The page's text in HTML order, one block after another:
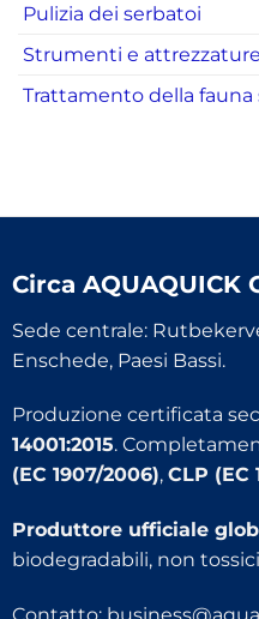
Pulizia dei serbatoi
Strumenti e attrezzature
Trattamento della fauna
Circa AQUAQUICK
Sede centrale:
Enschede, Paesi Bassi.
Produzione certificata
14001:2015.
(EC 1907/2006), CLP (EC
Produttore ufficiale
biodegradabili, non